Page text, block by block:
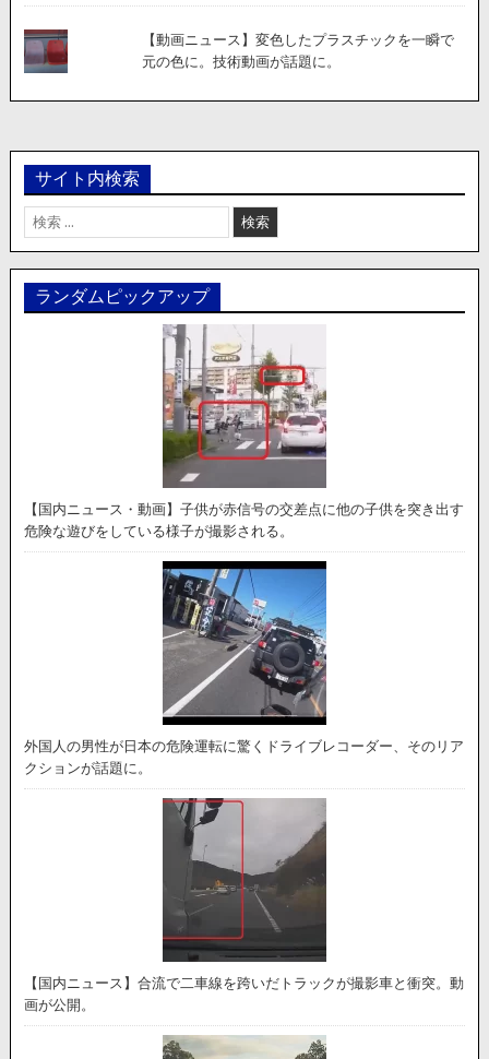
【動画ニュース】変色したプラスチックを一瞬で
元の色に。技術動画が話題に。
サイト内検索
検
索:
ランダムピックアップ
【国内ニュース・動画】子供が赤信号の交差点に他の子供を突き出す
危険な遊びをしている様子が撮影される。
外国人の男性が日本の危険運転に驚くドライブレコーダー、そのリア
クションが話題に。
【国内ニュース】合流で二車線を跨いだトラックが撮影車と衝突。動
画が公開。